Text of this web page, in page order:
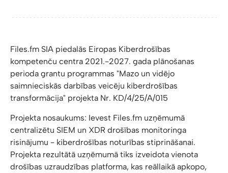
Files.fm SIA piedalās Eiropas Kiberdrošības
kompetenču centra 2021.-2027. gada plānošanas
perioda grantu programmas "Mazo un vidējo
saimnieciskās darbības veicēju kiberdrošības
transformācija" projekta Nr. KD/4/25/A/015
Projekta nosaukums: Ievest Files.fm uzņēmumā
centralizētu SIEM un XDR drošības monitoringa
risinājumu - kiberdrošības noturības stiprināšanai.
Projekta rezultātā uzņēmumā tiks izveidota vienota
drošības uzraudzības platforma, kas reāllaikā apkopo,